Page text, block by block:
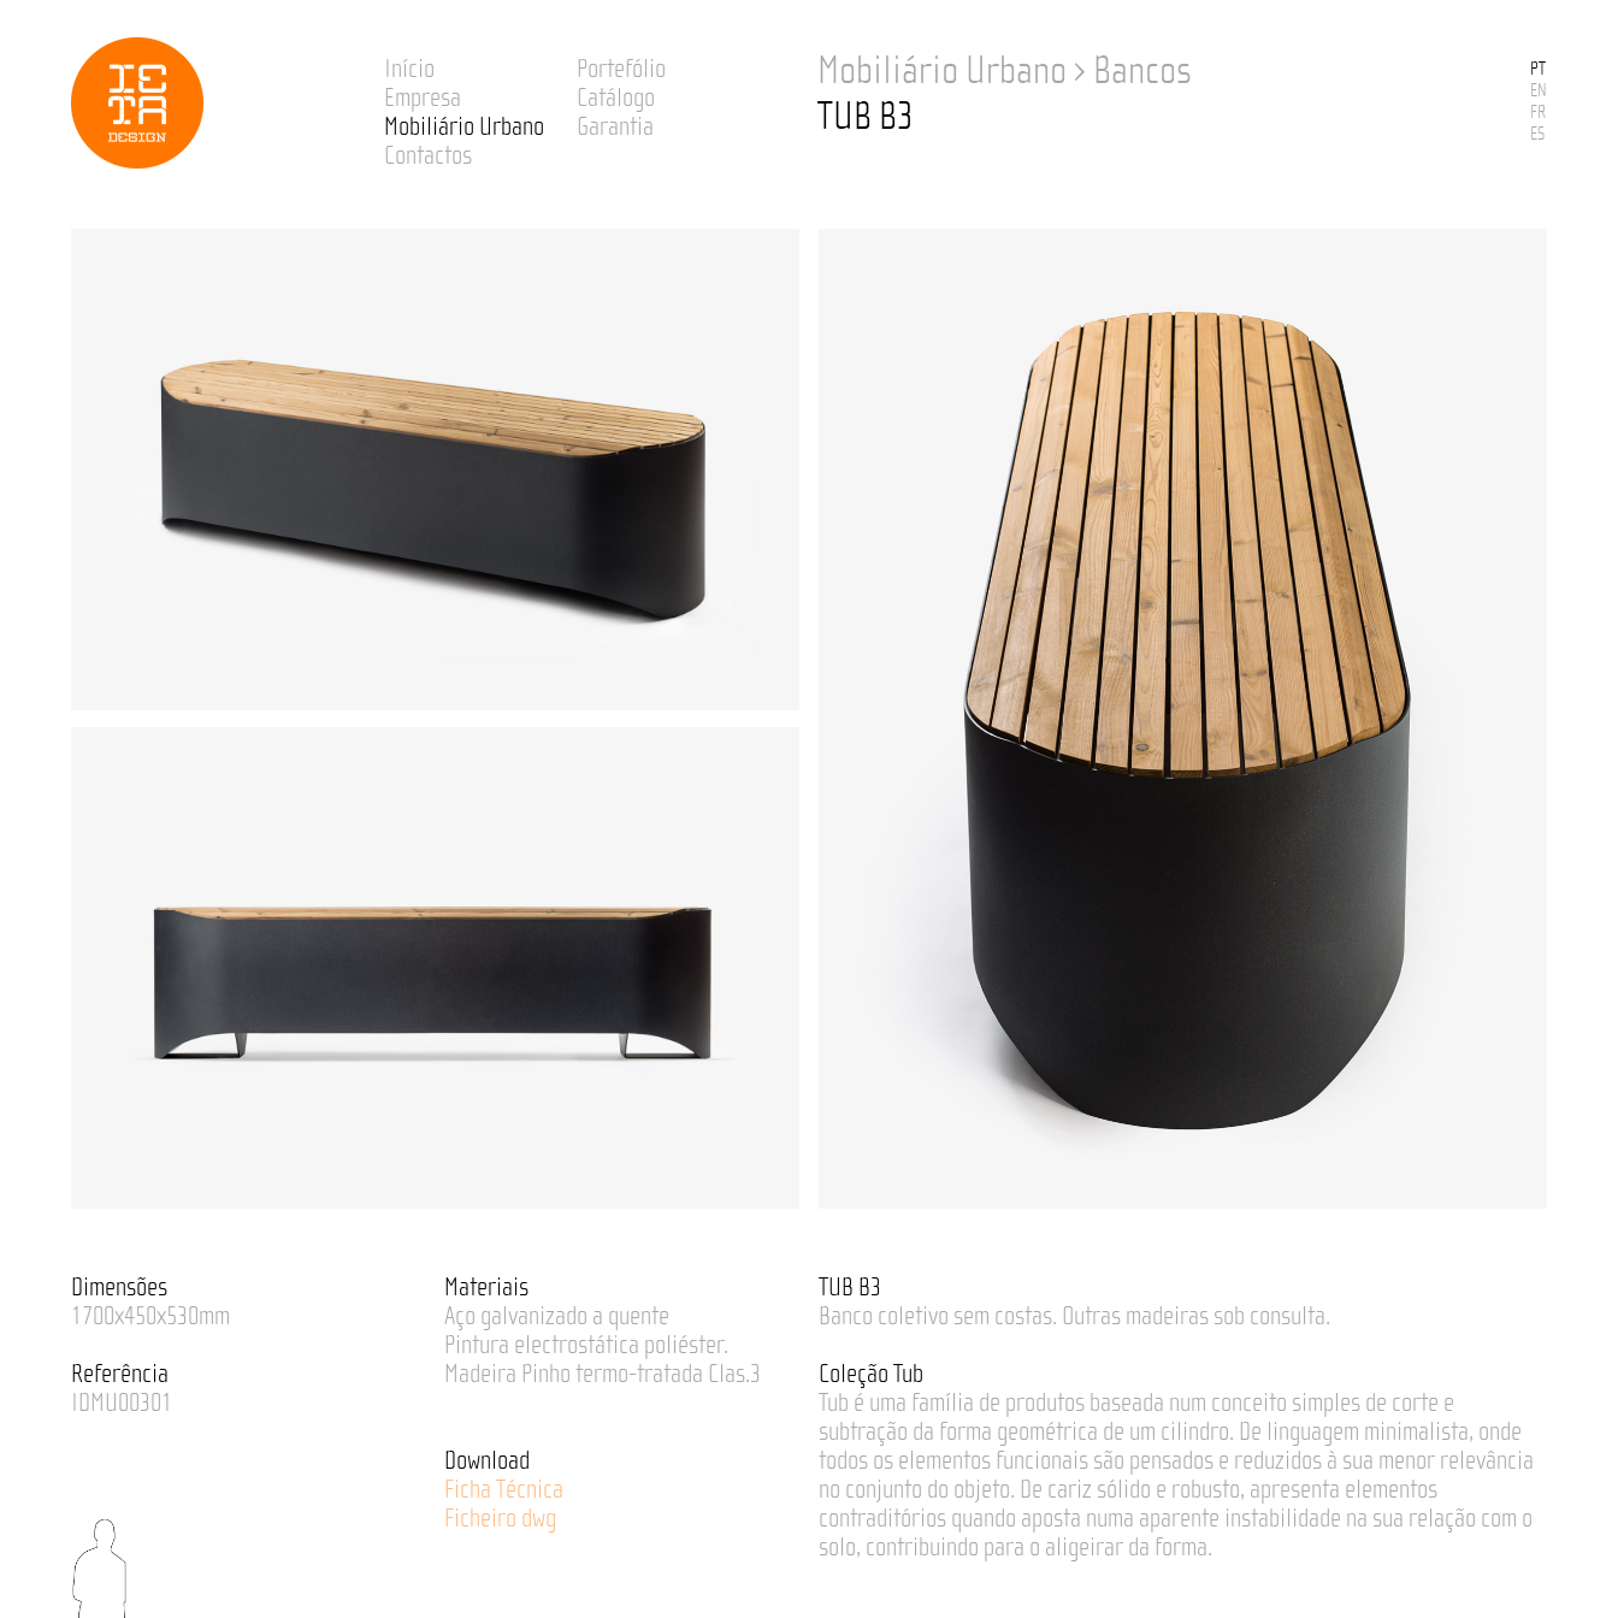
Início
Portefólio
Empresa
Catálogo
Mobiliário Urbano
Garantia
Contactos
Mobiliário Urbano › Bancos
TUB B3
PT
EN
FR
ES
TUB B3
Banco coletivo sem costas. Outras madeiras sob consulta.
Coleção Tub
Tub é uma família de produtos baseada num conceito simples de corte e
subtração da forma geométrica de um cilindro. De linguagem minimalista, onde
todos os elementos funcionais são pensados e reduzidos à sua menor relevância
no conjunto do objeto. De cariz sólido e robusto, apresenta elementos
contraditórios quando aposta numa aparente instabilidade na sua relação com o
solo, contribuindo para o aligeirar da forma.
Dimensões
1700x450x530mm
Referência
IDMU00301
Materiais
Aço galvanizado a quente
Pintura electrostática poliéster.
Madeira Pinho termo-tratada Clas.3
Download
Ficha Técnica
Ficheiro dwg